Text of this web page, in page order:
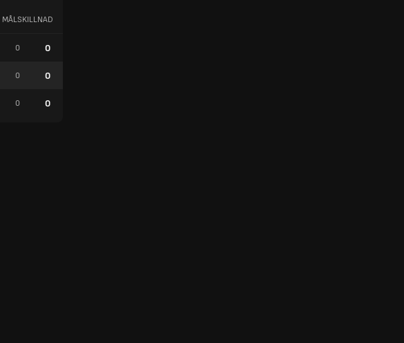
MÅLSKILLNAD
0 0
0 0
0 0